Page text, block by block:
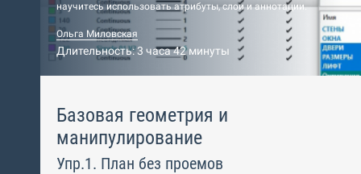
научитесь использовать атрибуты, слои и аннотации.
Ольга Миловская
Длительность: 3 часа 42 минуты
Базовая геометрия и
манипулирование
Упр.1. План без проемов